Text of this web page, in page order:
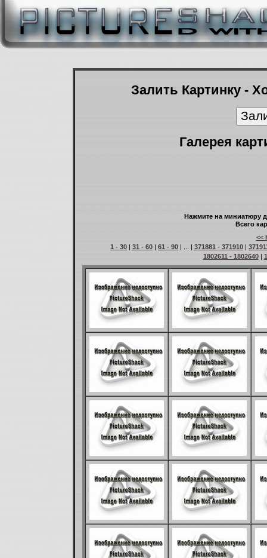
Залить Картинку -
Галерея
Нажмите на миниатюру
Всего
<<
1 - 30 | 31 - 60 | 61 - 90 | ... | 371881 - 371910 |
1802611 - 1802640|